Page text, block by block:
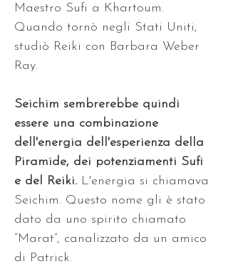
Maestro Sufi a Khartoum.
Quando tornò negli Stati Uniti,
studiò Reiki con Barbara Weber
Ray.
Seichim sembrerebbe quindi
essere una combinazione
dell'energia dell'esperienza della
Piramide, dei potenziamenti Sufi
e del Reiki. L'energia si chiamava
Seichim. Questo nome gli è stato
dato da uno spirito chiamato
“Marat”, canalizzato da un amico
di Patrick.